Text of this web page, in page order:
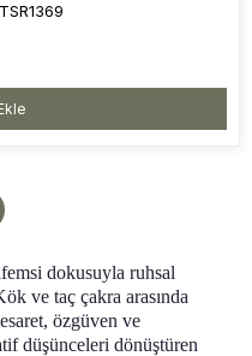
dokusuyla ruhsal
ve taç çakra arasında
özgüven ve
düşünceleri dönüştüren